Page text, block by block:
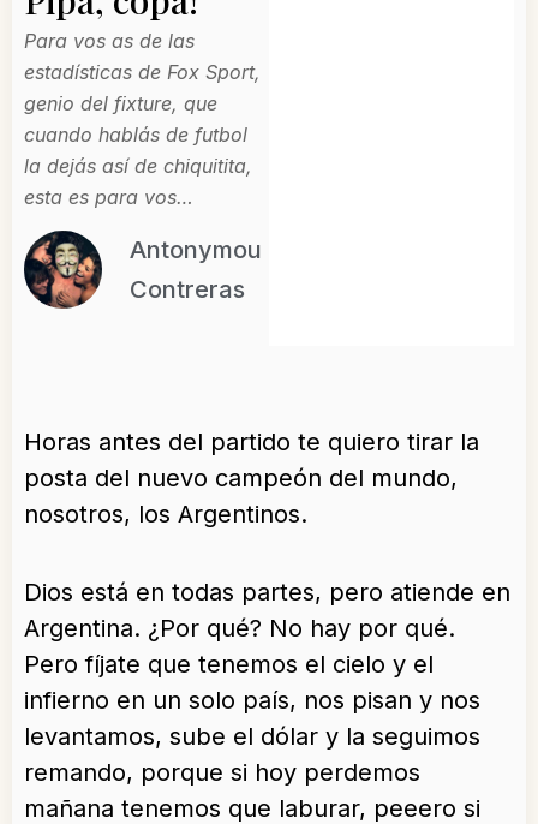
-
f
m
r
Para vos as de las
estadísticas de Fox Sport,
genio del fixture, que
cuando hablás de futbol
la dejás así de chiquitita,
esta es para vos…
Antonymou
Contreras
Horas antes del partido te quiero tirar la
posta del nuevo campeón del mundo,
nosotros, los Argentinos.
Dios está en todas partes, pero atiende en
Argentina. ¿Por qué? No hay por qué.
Pero fíjate que tenemos el cielo y el
infierno en un solo país, nos pisan y nos
levantamos, sube el dólar y la seguimos
remando, porque si hoy perdemos
mañana tenemos que laburar, peeero si